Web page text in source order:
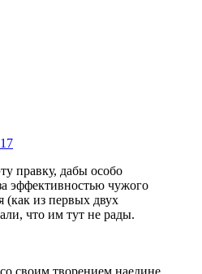
правку, дабы особо
эффективностью чужого
(как из первых двух
что им тут не рады.
своим творением наедине,